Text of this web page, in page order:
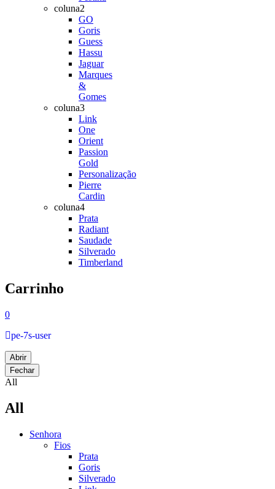
coluna2
GO
Goris
Guess
Hassu
Jaguar
Marques
&
Gomes
coluna3
Link
One
Orient
Passion
Gold
Personalização
Pierre
Cardin
coluna4
Prata
Radiant
Saudade
Silverado
Timberland
Carrinho
0
pe-7s-user
Abrir
Fechar
All
All
Senhora
Fios
Prata
Goris
Silverado